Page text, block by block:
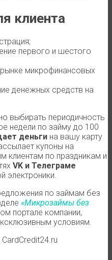
клиента
первого и шестого
микрофинансовых
денежных средств на
выбирать периодичность
недели по займу до 100
деньги на вашу карту
купоны на
клиентам по праздникам и
VK и Телеграме
электроники.
по займам без
«Микрозаймы без
портале компании,
условиям.